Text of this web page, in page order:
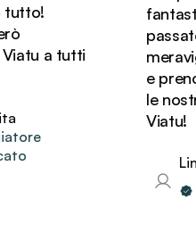
a tutti
e
le
Viatu!